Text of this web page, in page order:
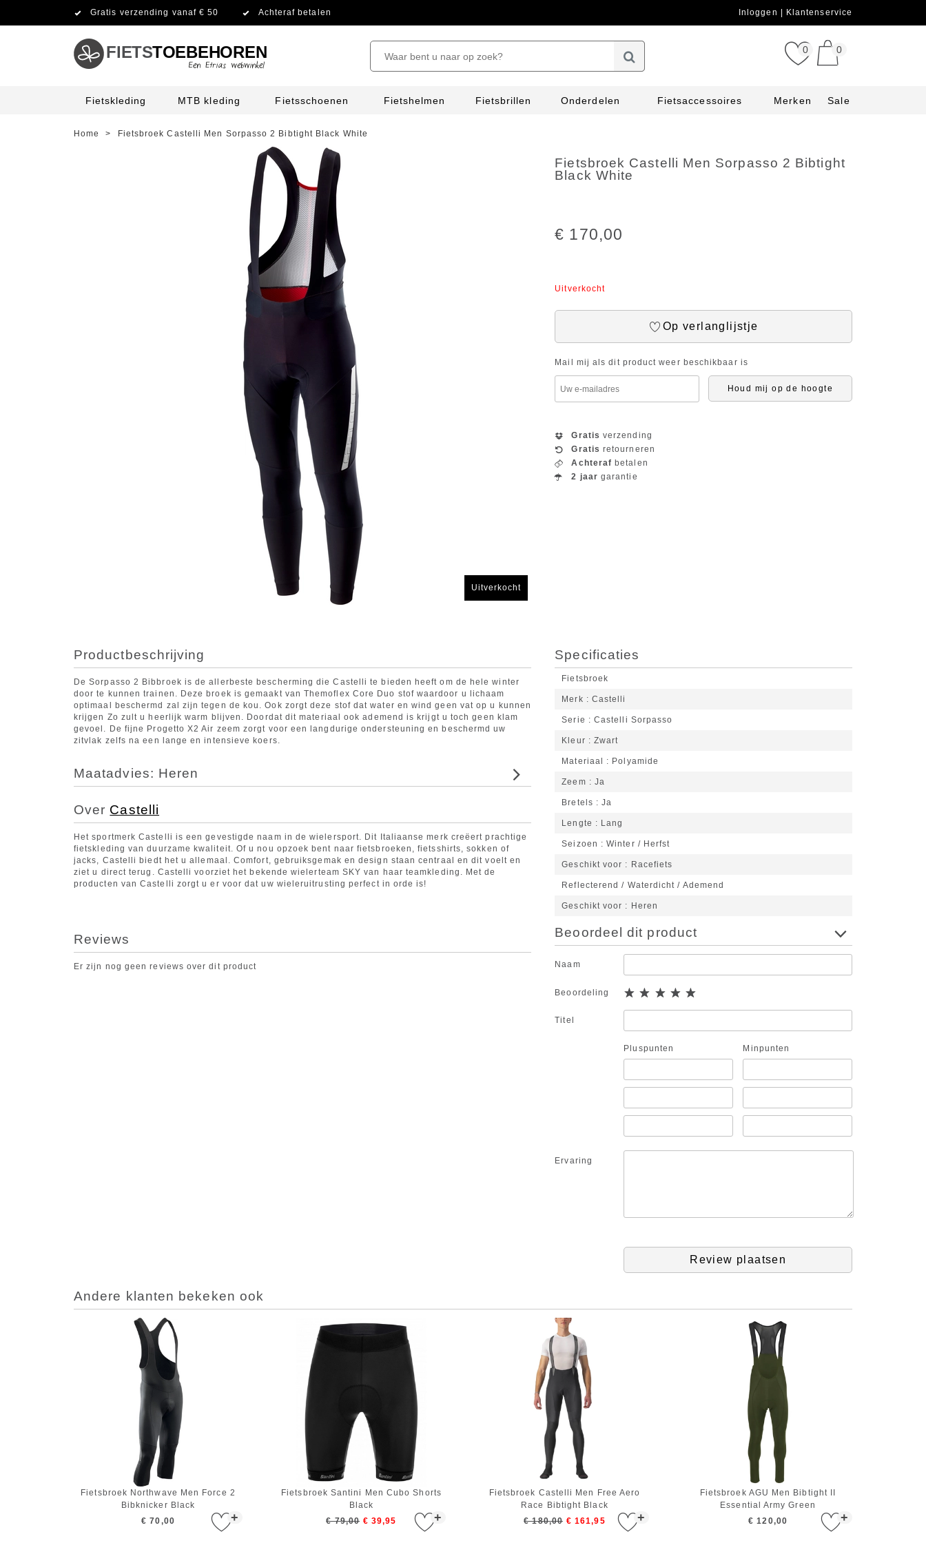
Gratis verzending vanaf € 50 Achteraf betalen Inloggen Klantenservice
FIETSTOEBEHOREN 0 0
Fietskleding MTB kleding Fietsschoenen Fietshelmen Fietsbrillen Onderdelen Fietsaccessoires Merken Sale
Home > Fietsbroek Castelli Men Sorpasso 2 Bibtight Black White
Uitverkocht
Fietsbroek Castelli Men Sorpasso 2 Bibtight
Black White
€ 170,00
Uitverkocht
Op verlanglijstje
Mail mij als dit product weer beschikbaar is
Houd mij op de hoogte
Gratis verzending
Gratis retourneren
Achteraf betalen
2 jaar garantie
Productbeschrijving
De Sorpasso 2 Bibbroek is de allerbeste bescherming die Castelli te bieden heeft om de hele winter
door te kunnen trainen. Deze broek is gemaakt van Themoflex Core Duo stof waardoor u lichaam
optimaal beschermd zal zijn tegen de kou. Ook zorgt deze stof dat water en wind geen vat op u kunnen
krijgen Zo zult u heerlijk warm blijven. Doordat dit materiaal ook ademend is krijgt u toch geen klam
gevoel. De fijne Progetto X2 Air zeem zorgt voor een langdurige ondersteuning en beschermd uw
zitvlak zelfs na een lange en intensieve koers.
Maatadvies: Heren
Over Castelli
Het sportmerk Castelli is een gevestigde naam in de wielersport. Dit Italiaanse merk creëert prachtige
fietskleding van duurzame kwaliteit. Of u nou opzoek bent naar fietsbroeken, fietsshirts, sokken of
jacks, Castelli biedt het u allemaal. Comfort, gebruiksgemak en design staan centraal en dit voelt en
ziet u direct terug. Castelli voorziet het bekende wielerteam SKY van haar teamkleding. Met de
producten van Castelli zorgt u er voor dat uw wieleruitrusting perfect in orde is!
Specificaties
Fietsbroek
Merk Castelli
Serie Castelli Sorpasso
Kleur Zwart
Materiaal Polyamide
Zeem Ja
Bretels Ja
Lengte Lang
Seizoen Winter / Herfst
Geschikt voor Racefiets
Reflecterend / Waterdicht / Ademend
Geschikt voor Heren
Reviews
Er zijn nog geen reviews over dit product
Beoordeel dit product
Naam
Beoordeling
Titel
Pluspunten Minpunten
Ervaring
Review plaatsen
Andere klanten bekeken ook
+
Fietsbroek Northwave Men Force 2
Bibknicker Black
€ 70,00
+
Fietsbroek Santini Men Cubo Shorts
Black
€ 79,00 € 39,95 +
Fietsbroek Castelli Men Free Aero
Race Bibtight Black
€ 180,00 € 161,95 +
Fietsbroek AGU Men Bibtight II
Essential Army Green
€ 120,00